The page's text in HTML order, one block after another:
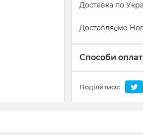
Доставка по
Доставляємо
Способи
Поділитися: